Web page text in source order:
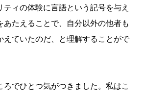
ティの体験に言語という記号を与え
あたえることで、自分以外の他者も
えていたのだ、と理解することがで
ろでひとつ気がつきました。私はこ